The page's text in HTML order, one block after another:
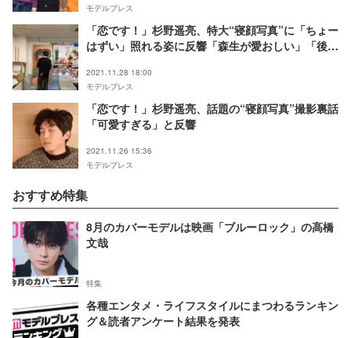
モデルプレス
「恋です！」杉野遥亮、特大“寝顔写真”に「ちょー
はずい」照れる姿に反響「森生が愛おしい」「後ろ
2021.11.28 18:00
モデルプレス
「恋です！」杉野遥亮、話題の“寝顔写真”撮影裏話
「可愛すぎる」と反響
2021.11.26 15:36
モデルプレス
おすすめ特集
8月のカバーモデルは映画「ブルーロック」の高橋
文哉
特集
各種エンタメ・ライフスタイルにまつわるランキン
グ＆読者アンケート結果を発表